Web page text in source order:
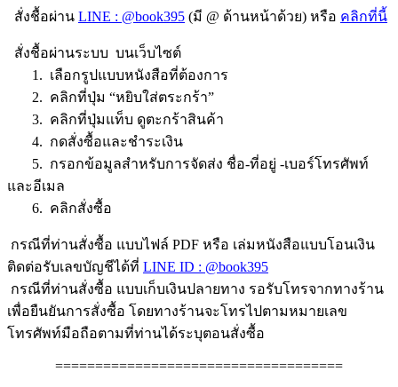
สั่งชื้อผ่าน LINE : @book395 (มี @ ด้านหน้าด้วย) หรือ คลิกที่นี้
สั่งชื้อผ่านระบบ บนเว็บไซต์
1. เลือกรูปแบบหนังสือที่ต้องการ
2. คลิกที่ปุ่ม “หยิบใส่ตระกร้า”
3. คลิกที่ปุ่มแท็บ ดูตะกร้าสินค้า
4. กดสั่งซื้อและชำระเงิน
5. กรอกข้อมูลสำหรับการจัดส่ง ชื่อ-ที่อยู่ -เบอร์โทรศัพท์
และอีเมล
6. คลิกสั่งซื้อ
กรณีที่ท่านสั่งซื้อ แบบไฟล์ PDF หรือ เล่มหนังสือแบบโอนเงิน
ติดต่อรับเลขบัญชีได้ที่ LINE ID : @book395
กรณีที่ท่านสั่งซื้อ แบบเก็บเงินปลายทาง รอรับโทรจากทางร้าน
เพื่อยืนยันการสั่งซื้อ โดยทางร้านจะโทรไปตามหมายเลข
โทรศัพท์มือถือตามที่ท่านได้ระบุตอนสั่งซื้อ
====================================